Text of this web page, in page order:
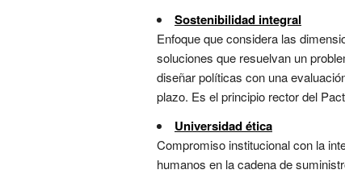
Sostenibilidad integral
Enfoque que considera las
soluciones que resuelvan un
diseñar políticas con una
plazo. Es el principio rector del
Universidad ética
Compromiso institucional con la
humanos en la cadena de